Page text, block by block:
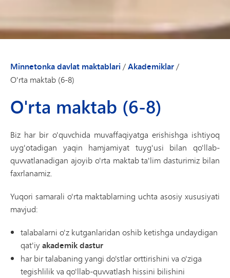
Minnetonka davlat maktablari /Akademiklar/
O'rta maktab (6-8)
O'rta maktab (6-8)
Biz har bir o'quvchida muvaffaqiyatga erishishga ishtiyoq
uyg'otadigan yaqin hamjamiyat tuyg'usi bilan qo'llab-
quvvatlanadigan ajoyib o'rta maktab ta'lim dasturimiz bilan
faxrlanamiz.
Yuqori samarali o'rta maktablarning uchta asosiy xususiyati
mavjud:
talabalarni o'z kutganlaridan oshib ketishga undaydigan
qat'iyakademik dastur
har bir talabaning yangi do'stlar orttirishini va o'ziga
tegishlilik va qo'llab-quvvatlash hissini bilishini